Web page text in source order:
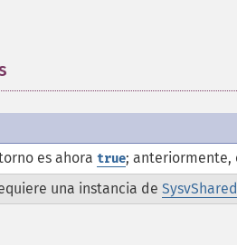
es ahora true; anteriormente,
una instancia de